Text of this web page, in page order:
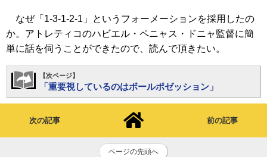
なぜ「1-3-1-2-1」というフォーメーションを採用したの
か。アトレティコのハビエル・ペニャス・ドニャ監督に簡
単に話を伺うことができたので、読んで頂きたい。
【次ページ】
「重要視しているのはボールポゼッション」
次の記事 前の記事
ページの先頭へ